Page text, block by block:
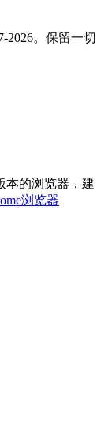
2026。保留一切
本的浏览器，建
浏览器